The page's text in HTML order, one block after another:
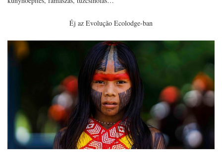
Éj az Evolução Ecolodge-ban